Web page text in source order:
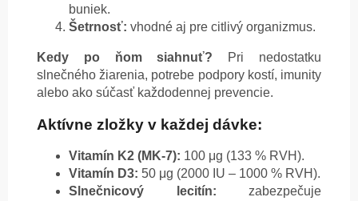
buniek.
Šetrnosť: vhodné aj pre citlivý organizmus.
Kedy po ňom siahnuť? Pri nedostatku
slnečného žiarenia, potrebe podpory kostí, imunity
alebo ako súčasť každodennej prevencie.
Aktívne zložky v každej dávke:
Vitamín K2 (MK-7): 100 μg (133 % RVH).
Vitamín D3: 50 μg (2000 IU – 1000 % RVH).
Slnečnicový lecitín: zabezpečuje